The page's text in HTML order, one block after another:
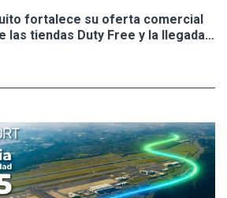
fortalece su oferta comercial
las tiendas Duty Free y la llegada
y Adidas